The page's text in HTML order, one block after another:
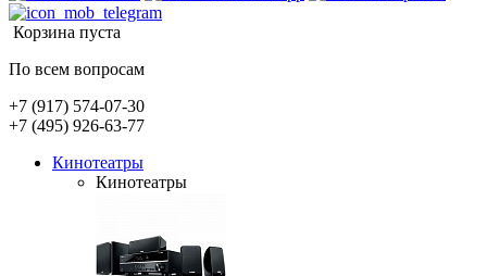
Корзина пуста
По всем вопросам
+7 (917) 574-07-30
+7 (495) 926-63-77
Кинотеатры
Кинотеатры